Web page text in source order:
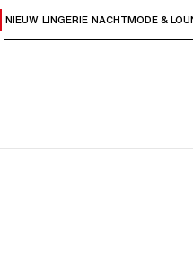
of "Enter" om
NIEUW LINGERIE NACHTMODE &